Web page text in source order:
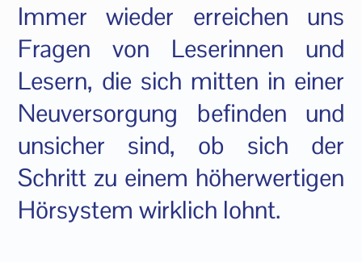
Immer wieder erreichen uns
Fragen von Leserinnen und
Lesern, die sich mitten in einer
Neuversorgung befinden und
unsicher sind, ob sich der
Schritt zu einem höherwertigen
Hörsystem wirklich lohnt.